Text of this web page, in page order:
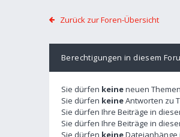
Zurück zur Foren-Übersicht
Berechtigungen in diesem
Sie dürfen keineneuen
Sie dürfen keineAntworten zu
Sie dürfen Ihre Beiträge in
Sie dürfen Ihre Beiträge in
Sie dürfen keineDateianhänge